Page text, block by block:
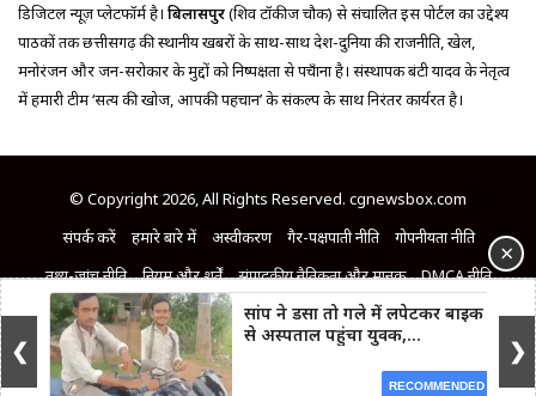
डिजिटल न्यूज़ प्लेटफॉर्म है। बिलासपुर(शिव टॉकीज चौक) से संचालित इस पोर्टल का उद्देश्य
पाठकों तक छत्तीसगढ़ की स्थानीय खबरों के साथ-साथ देश-दुनिया की राजनीति, खेल,
मनोरंजन और जन-सरोकार के मुद्दों को निष्पक्षता से पहुँचाना है। संस्थापक बंटी यादव के नेतृत्व
में हमारी टीम ‘सत्य की खोज, आपकी पहचान’ के संकल्प के साथ निरंतर कार्यरत है।
© Copyright 2026, All Rights Reserved. cgnewsbox.com
संपर्क करें
हमारे बारे में अस्वीकरण गैर-पक्षपाती नीति
गोपनीयता नीति
तथ्य-जांच नीति
नियम और शर्तें संपादकीय नैतिकता और मानक
DMCA नीति
समाचार कक्ष नेतृत्व
सुधार नीति
Facebook
X LinkedInYouTube
×
❮
सांप ने डसा तो गले में लपेटकर बाइक
से अस्पताल पहुंचा युवक,...
RECOMMENDED
❯